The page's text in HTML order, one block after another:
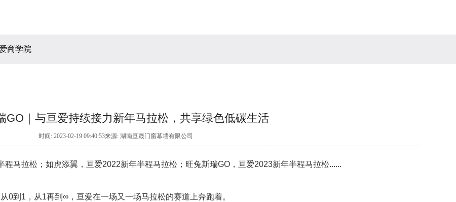
商学院
GO｜与亘爱持续接力新年马拉松，共享绿色低碳生活
时间: 2023-02-19 09:40:53来源: 湖南亘晟门窗幕墙有限公司
程马拉松；如虎添翼，亘爱2022新年半程马拉松；旺兔斯瑞GO，亘爱2023新年半程马拉松......
从0到1，从1再到∞，亘爱在一场又一场马拉松的赛道上奔跑着。